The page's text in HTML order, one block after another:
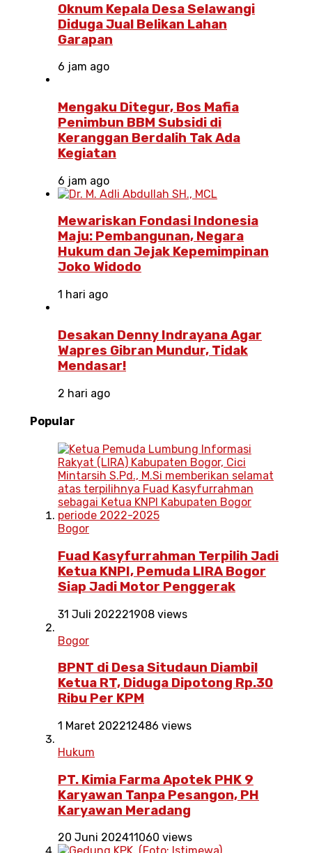
Oknum Kepala Desa Selawangi
Diduga Jual Belikan Lahan
Garapan
6 jam ago
Mengaku Ditegur, Bos Mafia
Penimbun BBM Subsidi di
Keranggan Berdalih Tak Ada
Kegiatan
6 jam ago
Mewariskan Fondasi Indonesia
Maju: Pembangunan, Negara
Hukum dan Jejak Kepemimpinan
Joko Widodo
1 hari ago
Desakan Denny Indrayana Agar
Wapres Gibran Mundur, Tidak
Mendasar!
2 hari ago
Popular
Bogor
Fuad Kasyfurrahman Terpilih Jadi
Ketua KNPI, Pemuda LIRA Bogor
Siap Jadi Motor Penggerak
31 Juli 202221908 views
Bogor
BPNT di Desa Situdaun Diambil
Ketua RT, Diduga Dipotong Rp.30
Ribu Per KPM
1 Maret 202212486 views
Hukum
PT. Kimia Farma Apotek PHK 9
Karyawan Tanpa Pesangon, PH
Karyawan Meradang
20 Juni 202411060 views